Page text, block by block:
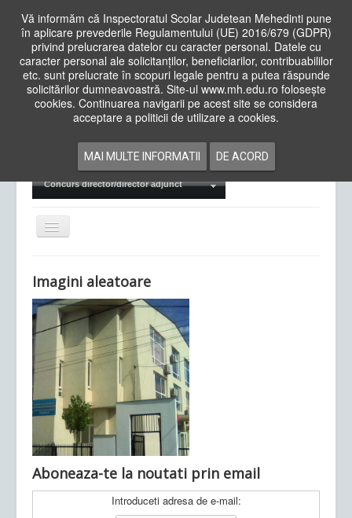
Vă informăm că Inspectoratul Scolar Judetean Mehedinti pune
în aplicare prevederile Regulamentului (UE) 2016/679 (GDPR)
privind prelucrarea datelor cu caracter personal. Datele cu
caracter personal ale solicitanților, beneficiarilor, contribuabililor
etc. sunt prelucrate în scopuri legale pentru a putea răspunde
solicitărilor dumneavoastră. Site-ul www.mh.edu.ro folosește
cookies. Continuarea navigarii pe acest site se considera
acceptare a politicii de utilizare a cookies.
MAI MULTE INFORMATII DE ACORD
Cauta
in
siteAcasa Cadre Didactice
Examene Naționale
Concurs director/director adjunct
Comută
navigarea
Ultimele articole: Vi, 04.11.2022 -
Județean Mehedinți
Imagini aleatoare
Aboneaza-te la noutati prin email
Introduceti adresa de e-mail: